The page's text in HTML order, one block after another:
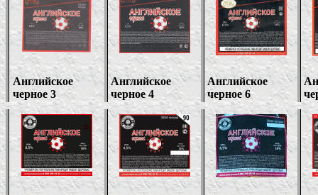
Английское
черное 3
Английское
черное 4
Английское
черное 6